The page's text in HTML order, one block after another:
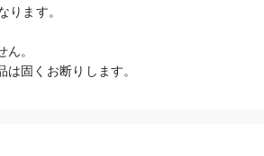
ります。
。
固くお断りします。